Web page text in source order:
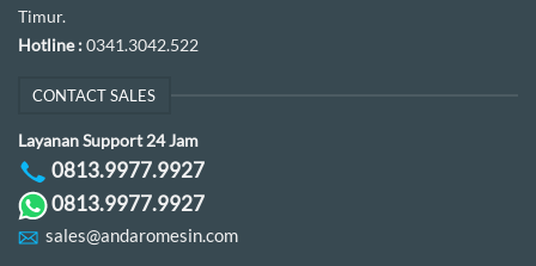
Timur.
Hotline :0341.3042.522
CONTACT SALES
Layanan Support 24 Jam
0813.9977.9927
0813.9977.9927
sales@andaromesin.com